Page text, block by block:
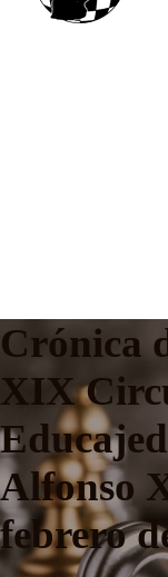
Crónica
XIX
Alfonso
febrero